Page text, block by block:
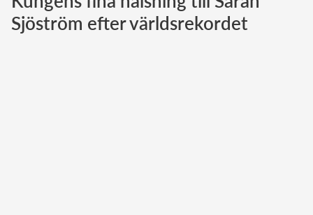
Norska kungahuset
Sjöström efter världsrekordet